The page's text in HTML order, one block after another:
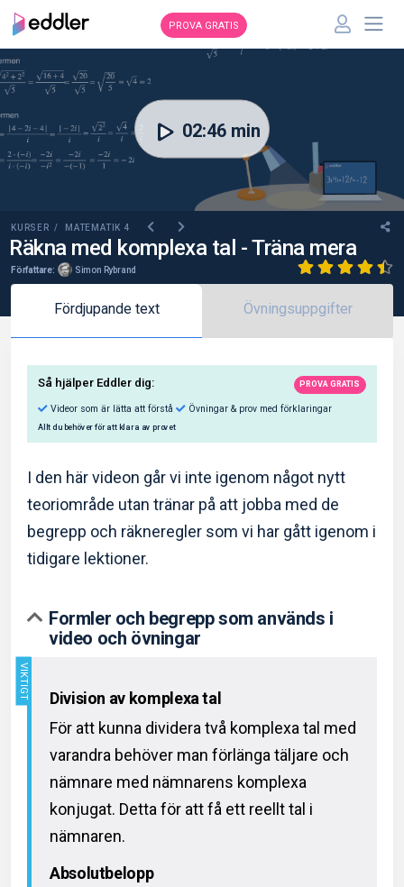
PROVA GRATIS
KURSER / MATEMATIK 4
Räkna med komplexa tal - Träna mera
Författare: Simon Rybrand
02:46 min
Fördjupande text Övningsuppgifter
Så hjälper Eddler dig:
Allt du behöver för att klara av provet
I den här videon går vi inte igenom något nytt
teoriområde utan tränar på att jobba med de
begrepp och räkneregler som vi har gått igenom i
tidigare lektioner.
Formler och begrepp som används i
video och övningar
Division av komplexa tal
För att kunna dividera två komplexa tal med
varandra behöver man förlänga täljare och
nämnare med nämnarens komplexa
konjugat. Detta för att få ett reellt tal i
nämnaren.
Absolutbelopp